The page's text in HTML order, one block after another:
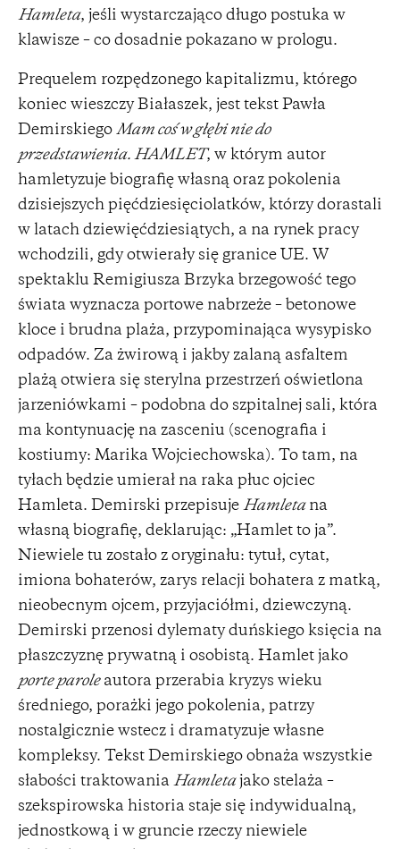
Hamleta, jeśli wystarczająco długo postuka w
klawisze – co dosadnie pokazano w prologu.
Prequelem rozpędzonego kapitalizmu, którego
koniec wieszczy Białaszek, jest tekst Pawła
Demirskiego Mam coś w głębi nie do
przedstawienia. HAMLET, w którym autor
hamletyzuje biografię własną oraz pokolenia
dzisiejszych pięćdziesięciolatków, którzy dorastali
w latach dziewięćdziesiątych, a na rynek pracy
wchodzili, gdy otwierały się granice UE. W
spektaklu Remigiusza Brzyka brzegowość tego
świata wyznacza portowe nabrzeże – betonowe
kloce i brudna plaża, przypominająca wysypisko
odpadów. Za żwirową i jakby zalaną asfaltem
plażą otwiera się sterylna przestrzeń oświetlona
jarzeniówkami – podobna do szpitalnej sali, która
ma kontynuację na zasceniu (scenografia i
kostiumy: Marika Wojciechowska). To tam, na
tyłach będzie umierał na raka płuc ojciec
Hamleta. Demirski przepisuje Hamletana
własną biografię, deklarując: „Hamlet to ja”.
Niewiele tu zostało z oryginału: tytuł, cytat,
imiona bohaterów, zarys relacji bohatera z matką,
nieobecnym ojcem, przyjaciółmi, dziewczyną.
Demirski przenosi dylematy duńskiego księcia na
płaszczyznę prywatną i osobistą. Hamlet jako
porte paroleautora przerabia kryzys wieku
średniego, porażki jego pokolenia, patrzy
nostalgicznie wstecz i dramatyzuje własne
kompleksy. Tekst Demirskiego obnaża wszystkie
słabości traktowania Hamletajako stelaża –
szekspirowska historia staje się indywidualną,
jednostkową i w gruncie rzeczy niewiele